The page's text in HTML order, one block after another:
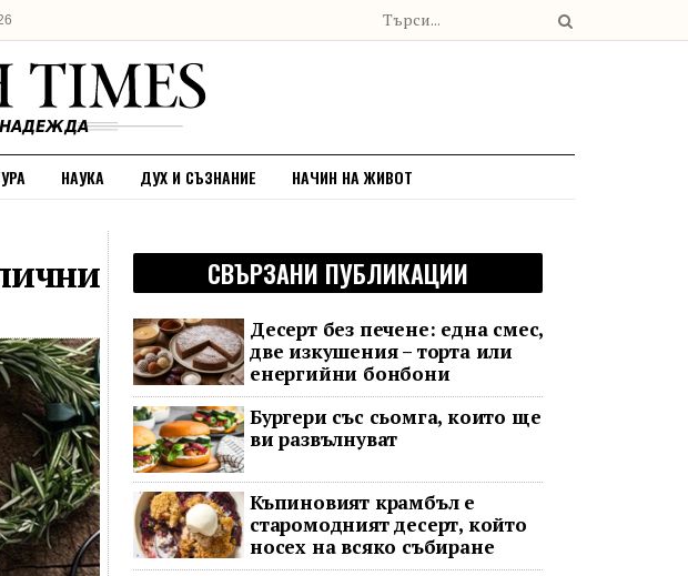
НАУКА ДУХ И СЪЗНАНИЕ НАЧИН НА ЖИВОТ
СВЪРЗАНИ ПУБЛИКАЦИИ
Десерт без печене: една смес,
две изкушения – торта или
енергийни бонбони
Бургери със сьомга, които ще
ви развълнуват
Къпиновият крамбъл е
старомодният десерт, който
носех на всяко събиране